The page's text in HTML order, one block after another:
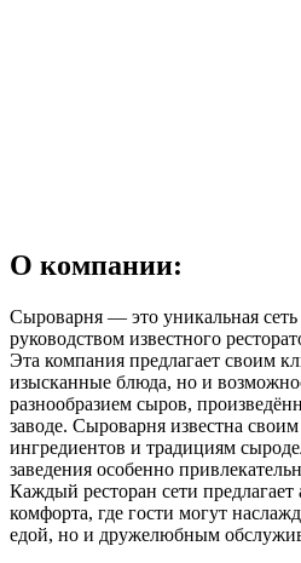
О компании:
Сыроварня — это уникальная сеть
руководством известного
Эта компания предлагает своим
изысканные блюда, но и
разнообразием сыров,
заводе. Сыроварня известна
ингредиентов и традициям
заведения особенно
Каждый ресторан сети
комфорта, где гости могут
едой, но и дружелюбным